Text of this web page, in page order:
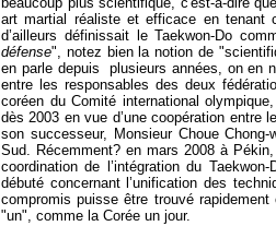
art martial réaliste et efficace en tenant
d’ailleurs définissait le Taekwon-Do
défense", notez bien la notion de
en parle depuis plusieurs années, on en
entre les responsables des deux
coréen du Comité international
dès 2003 en vue d’une coopération entre
son successeur, Monsieur Choue
Sud. Récemment? en mars 2008 à
coordination de l’intégration du
débuté concernant l’unification des
compromis puisse être trouvé
"un", comme la Corée un jour.